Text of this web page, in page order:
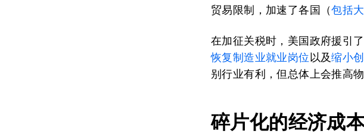
贸易限制，加速了各国（包括
在加征关税时，美国政府援引
恢复制造业就业岗位 以及缩小
别行业有利，但总体上会推高
碎片化的经济成